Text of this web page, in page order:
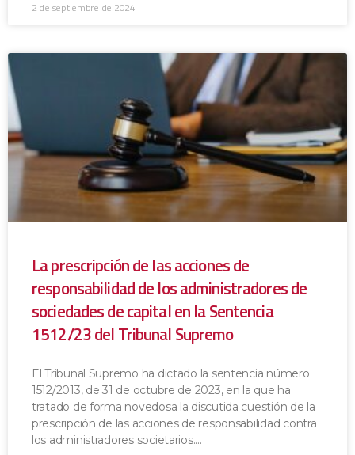
2 de septiembre de 2024
La prescripción de las acciones de
responsabilidad de los administradores de
sociedades de capital en la Sentencia
1512/23 del Tribunal Supremo
El Tribunal Supremo ha dictado la sentencia número
1512/2013, de 31 de octubre de 2023, en la que ha
tratado de forma novedosa la discutida cuestión de la
prescripción de las acciones de responsabilidad contra
los administradores societarios.